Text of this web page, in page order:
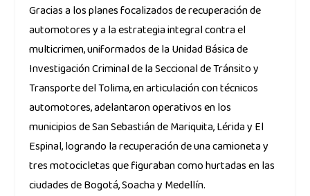
Gracias a los planes focalizados de recuperación de
automotores y a la estrategia integral contra el
multicrimen, uniformados de la Unidad Básica de
Investigación Criminal de la Seccional de Tránsito y
Transporte del Tolima, en articulación con técnicos
automotores, adelantaron operativos en los
municipios de San Sebastián de Mariquita, Lérida y El
Espinal, logrando la recuperación de una camioneta y
tres motocicletas que figuraban como hurtadas en las
ciudades de Bogotá, Soacha y Medellín.